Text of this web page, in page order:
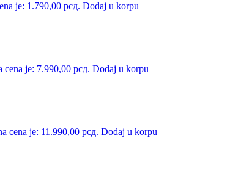
je: 1.790,00 рсд. Dodaj u korpu
cena je: 7.990,00 рсд. Dodaj u korpu
cena je: 11.990,00 рсд. Dodaj u korpu